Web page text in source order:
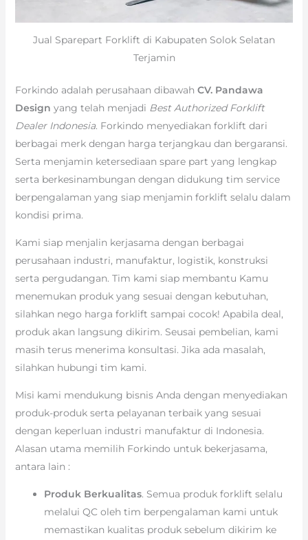
Jual Sparepart Forklift di Kabupaten Solok Selatan
Terjamin
Forkindo adalah perusahaan dibawah CV. Pandawa
Design yang telah menjadi Best Authorized Forklift
Dealer Indonesia. Forkindo menyediakan forklift dari
berbagai merk dengan harga terjangkau dan bergaransi.
Serta menjamin ketersediaan spare part yang lengkap
serta berkesinambungan dengan didukung tim service
berpengalaman yang siap menjamin forklift selalu dalam
kondisi prima.
Kami siap menjalin kerjasama dengan berbagai
perusahaan industri, manufaktur, logistik, konstruksi
serta pergudangan. Tim kami siap membantu Kamu
menemukan produk yang sesuai dengan kebutuhan,
silahkan nego harga forklift sampai cocok! Apabila deal,
produk akan langsung dikirim. Seusai pembelian, kami
masih terus menerima konsultasi. Jika ada masalah,
silahkan hubungi tim kami.
Misi kami mendukung bisnis Anda dengan menyediakan
produk-produk serta pelayanan terbaik yang sesuai
dengan keperluan industri manufaktur di Indonesia.
Alasan utama memilih Forkindo untuk bekerjasama,
antara lain :
Produk Berkualitas. Semua produk forklift selalu
melalui QC oleh tim berpengalaman kami untuk
memastikan kualitas produk sebelum dikirim ke